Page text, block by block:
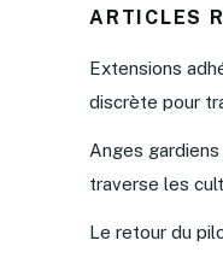
ARTICLES
Extensions
discrète pour
Anges
traverse les
Le retour du